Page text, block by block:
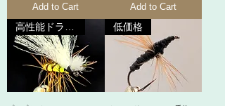
Add to Cart Add to Cart
低価格